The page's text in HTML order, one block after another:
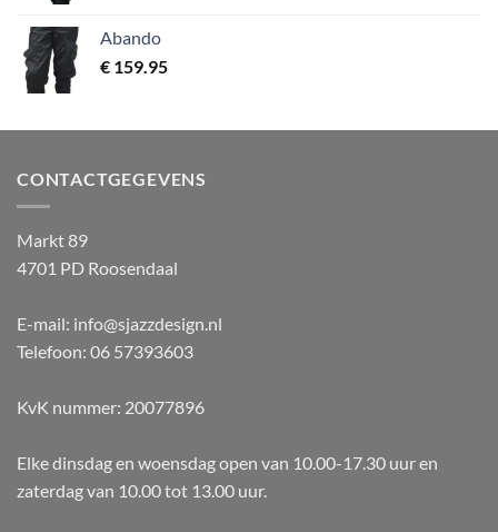
Abando
€ 159.95
CONTACTGEGEVENS
Markt 89
4701 PD Roosendaal
E-mail: info@sjazzdesign.nl
Telefoon: 06 57393603
KvK nummer: 20077896
Elke dinsdag en woensdag open van 10.00-17.30 uur en
zaterdag van 10.00 tot 13.00 uur.